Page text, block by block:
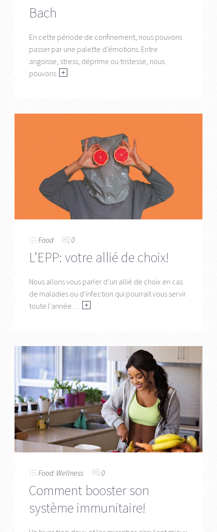
Bach
En cette période de confinement, nous pouvons
passer par une palette d’émotions. Entre
angoisse, stress, déprime ou tristesse, nous
pouvons
Food 0
L’EPP: votre allié de choix!
Nous allons vous parler d’un allié de choix en cas
de maladies ou d’infection qui pourrait vous servir
toute l’année…
Food, Wellness 0
Comment booster son
système immunitaire!